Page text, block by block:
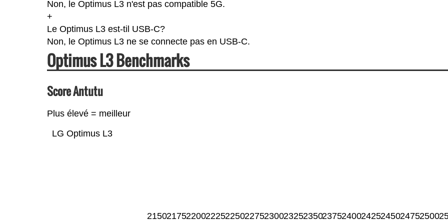
Non, le Optimus L3 n'est pas compatible 5G.
+
Le Optimus L3 est-til USB-C?
Non, le Optimus L3 ne se connecte pas en USB-C.
Optimus L3 Benchmarks
Score Antutu
Plus élevé = meilleur
LG Optimus L3
215021752200222522502275230023252350237524002425245024752500